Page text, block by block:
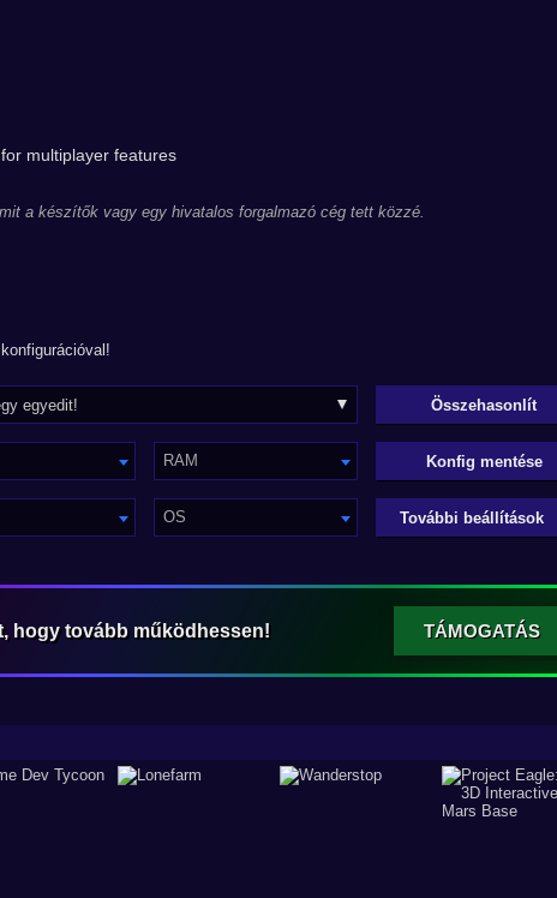
multiplayer features
a készítők vagy egy hivatalos forgalmazó cég tett közzé.
RAM
OS
Konfig mentése
További beállítások
hogy tovább működhessen! TÁMOGATÁS